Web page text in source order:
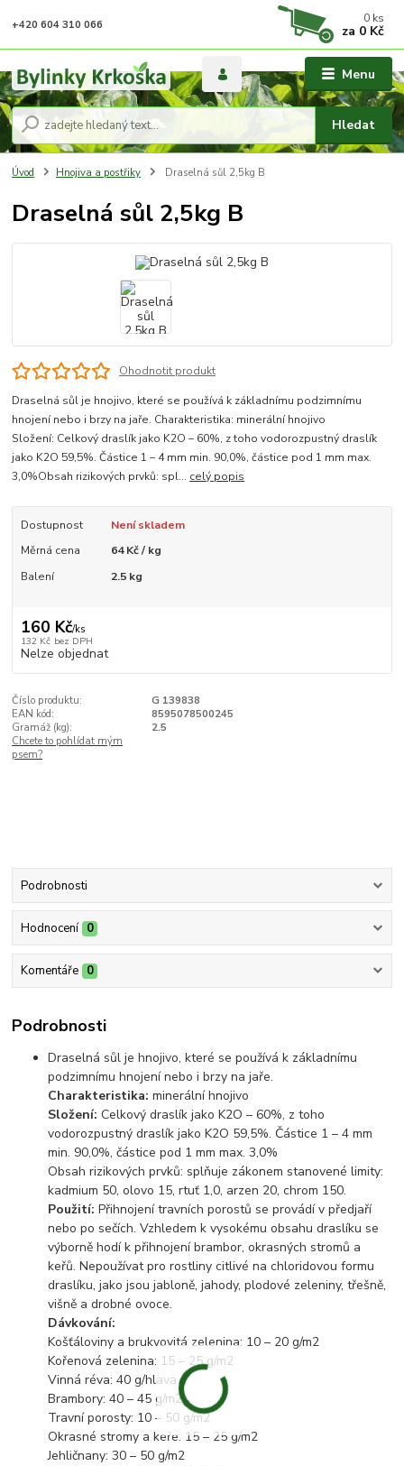
Menu
Hledat
+420 604 310 066 0 ks
za 0 Kč
Úvod Hnojiva a postřiky Draselná sůl 2,5kg B
Draselná sůl 2,5kg B
Ohodnotit produkt
Draselná sůl je hnojivo, které se používá k základnímu podzimnímu
hnojení nebo i brzy na jaře. Charakteristika: minerální hnojivo
Složení: Celkový draslík jako K2O – 60%, z toho vodorozpustný draslík
jako K2O 59,5%. Částice 1 – 4 mm min. 90,0%, částice pod 1 mm max.
3,0%Obsah rizikových prvků: spl... celý popis
Dostupnost
Není skladem
Měrná cena
64 Kč / kg
Balení
2.5 kg
160 Kč/ks
132 Kč bez DPH
Nelze objednat
Číslo produktu:
G 139838
EAN kód:
8595078500245
Gramáž (kg):
2.5
Chcete to pohlídat mým
psem?
Podrobnosti
Hodnocení 0
Komentáře 0
Podrobnosti
Draselná sůl je hnojivo, které se používá k základnímu
podzimnímu hnojení nebo i brzy na jaře.
Charakteristika: minerální hnojivo
Složení: Celkový draslík jako K2O – 60%, z toho
vodorozpustný draslík jako K2O 59,5%. Částice 1 – 4 mm
min. 90,0%, částice pod 1 mm max. 3,0%
Obsah rizikových prvků: splňuje zákonem stanovené limity:
kadmium 50, olovo 15, rtuť 1,0, arzen 20, chrom 150.
Použití: Přihnojení travních porostů se provádí v předjaří
nebo po sečích. Vzhledem k vysokému obsahu draslíku se
výborně hodí k přihnojení brambor, okrasných stromů a
keřů. Nepoužívat pro rostliny citlivé na chloridovou formu
draslíku, jako jsou jabloně, jahody, plodové zeleniny, třešně,
višně a drobné ovoce.
Dávkování:
Košťáloviny a brukvovitá zelenina: 10 – 20 g/m2
Kořenová zelenina: 15 – 25 g/m2
Vinná réva: 40 g/hlava
Brambory: 40 – 45 g/m2
Travní porosty: 10 – 50 g/m2
Okrasné stromy a keře: 15 – 25 g/m2
Jehličnany: 30 – 50 g/m2